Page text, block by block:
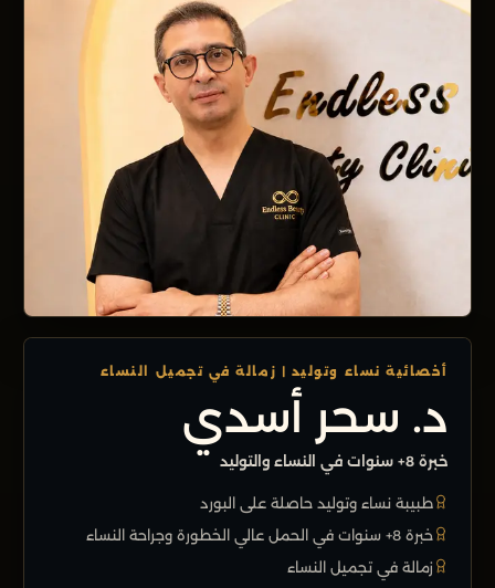
أخصائية نساء وتوليد | زمالة في تجميل النساء
د. سحر أسدي
خبرة 8+ سنوات في النساء والتوليد
طبيبة نساء وتوليد حاصلة على البورد
خبرة 8+ سنوات في الحمل عالي الخطورة وجراحة النساء
زمالة في تجميل النساء